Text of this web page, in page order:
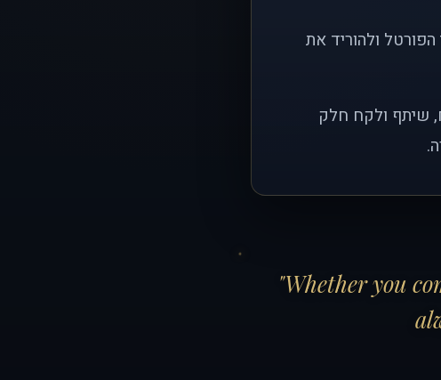
ולהוריד את
שיתף ולקח חלק
"Whether you